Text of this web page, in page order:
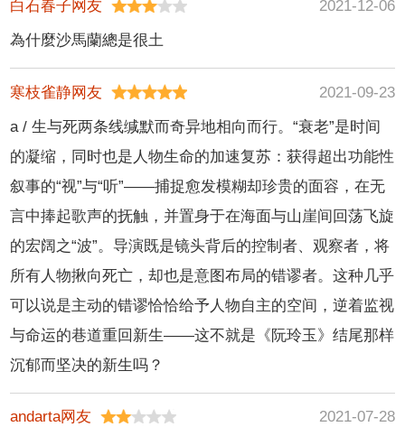
希德-图特
尔森
白石春子网友
2021-12-06
為什麼沙馬蘭總是很土
寒枝雀静网友
2021-09-23
a / 生与死两条线缄默而奇异地相向而行。“衰老”是时间
的凝缩，同时也是人物生命的加速复苏：获得超出功能性
叙事的“视”与“听”——捕捉愈发模糊却珍贵的面容，在无
言中捧起歌声的抚触，并置身于在海面与山崖间回荡飞旋
的宏阔之“波”。导演既是镜头背后的控制者、观察者，将
所有人物揪向死亡，却也是意图布局的错谬者。这种几乎
可以说是主动的错谬恰恰给予人物自主的空间，逆着监视
与命运的巷道重回新生——这不就是《阮玲玉》结尾那样
沉郁而坚决的新生吗？
andarta网友
2021-07-28